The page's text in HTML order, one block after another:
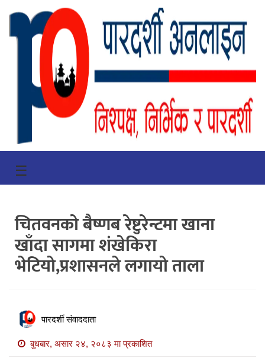
गृहपृष्ठ
भिडियो
प्रमुख
खबर
समाचार
माडी
☰
चितवनको बैष्णब रेष्टुरेन्टमा खाना
खाँदा सागमा शंखेकिरा
भेटियो,प्रशासनले लगायो ताला
पारदर्शी संवाददाता
बुधबार, असार २४, २०८३ मा प्रकाशित